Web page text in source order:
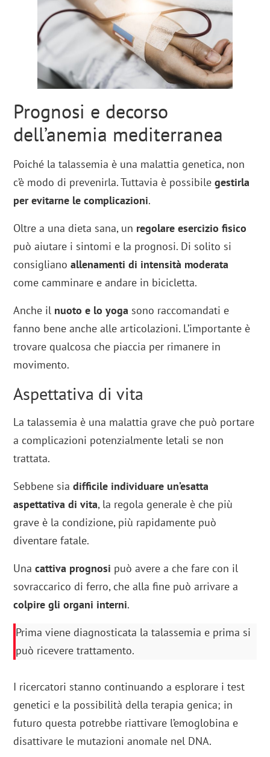
Prognosi e decorso
dell’anemia mediterranea
Poiché la talassemia è una malattia genetica, non
c’è modo di prevenirla. Tuttavia è possibilegestirla
per evitarne le complicazioni.
Oltre a una dieta sana, un regolare esercizio fisico
può aiutare i sintomi e la prognosi. Di solito si
consiglianoallenamenti di intensità moderata
come camminare e andare in bicicletta.
Anche il nuoto e lo yoga sono raccomandati e
fanno bene anche alle articolazioni. L’importante è
trovare qualcosa che piaccia per rimanere in
movimento.
Aspettativa di vita
La talassemia è una malattia grave che può portare
a complicazioni potenzialmente letali se non
trattata.
Sebbene siadifficile individuare un’esatta
aspettativa di vita, la regola generale è che più
grave è la condizione, più rapidamente può
diventare fatale.
Unacattiva prognosi può avere a che fare con il
sovraccarico di ferro, che alla fine può arrivare a
colpire gli organi interni.
Prima viene diagnosticata la talassemia e prima si
può ricevere trattamento.
I ricercatori stanno continuando a esplorare i test
genetici e la possibilità della terapia genica; in
futuro questa potrebbe riattivare l’emoglobina e
disattivare le mutazioni anomale nel DNA.